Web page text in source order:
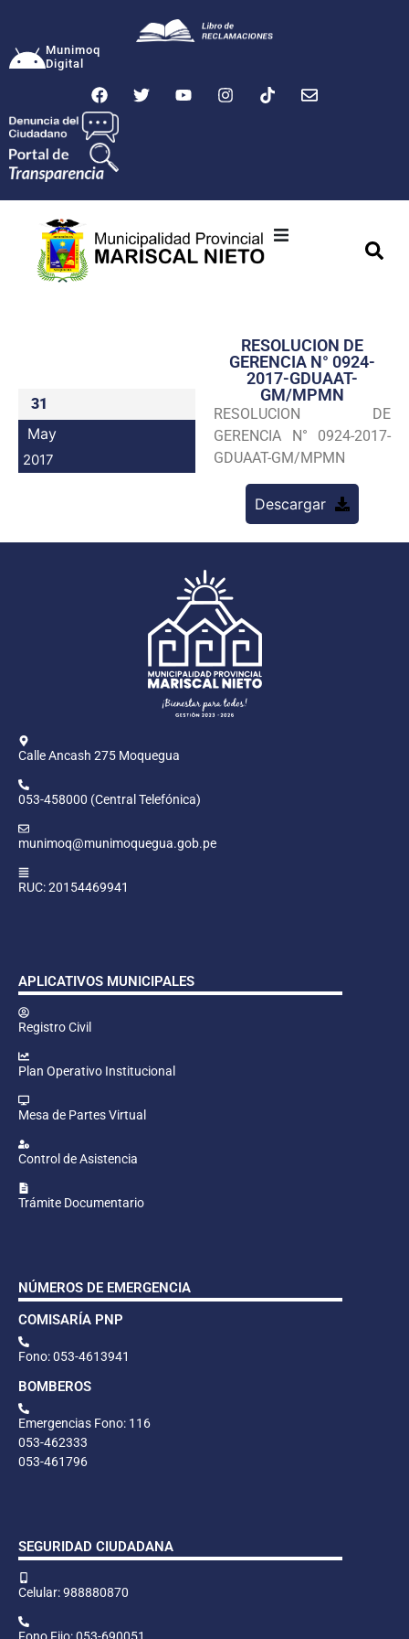
Munimoq
Digital
Transparencia
Seguridad
Programas
31
May
2017
RESOLUCION DE
GERENCIA N° 0924-
2017-GDUAAT-
GM/MPMN
RESOLUCION DE
GERENCIA N° 0924-2017-
GDUAAT-GM/MPMN
Descargar
Calle Ancash 275 Moquegua
053-458000 (Central Telefónica)
munimoq@munimoquegua.gob.pe
RUC: 20154469941
APLICATIVOS MUNICIPALES
Registro Civil
Plan Operativo Institucional
Mesa de Partes Virtual
Control de Asistencia
Trámite Documentario
NÚMEROS DE EMERGENCIA
COMISARÍA PNP
Fono: 053-4613941
BOMBEROS
Emergencias Fono: 116
053-462333
053-461796
SEGURIDAD CIUDADANA
Celular: 988880870
Fono Fijo: 053-690051